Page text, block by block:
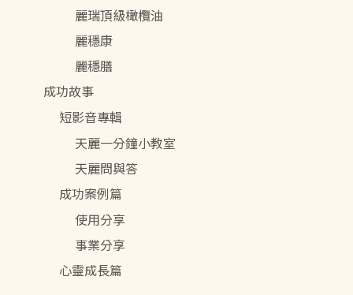
麗瑞頂級橄欖油
麗穩康
麗穩膳
成功故事
短影音專輯
天麗一分鐘小教室
天麗問與答
成功案例篇
使用分享
事業分享
心靈成長篇